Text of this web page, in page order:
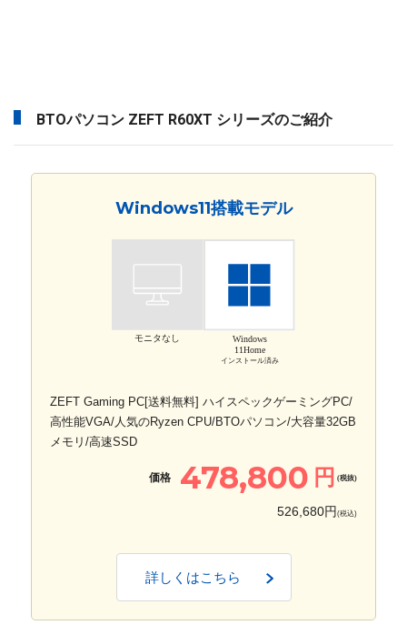
BTOパソコン ZEFT R60XT シリーズのご紹介
Windows11搭載モデル
モニタなし
Windows
11Home
インストール済み
ZEFT Gaming PC[送料無料] ハイスペックゲーミングPC/
高性能VGA/人気のRyzen CPU/BTOパソコン/大容量32GB
メモリ/高速SSD
価格 478,800 円 (税抜)
526,680円 (税込)
詳しくはこちら